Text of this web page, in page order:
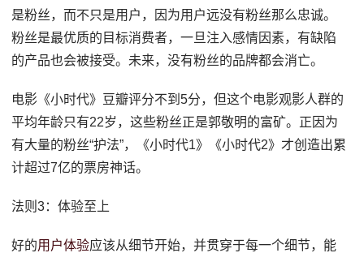
是粉丝，而不只是用户，因为用户远没有粉丝那么忠诚。
粉丝是最优质的目标消费者，一旦注入感情因素，有缺陷
的产品也会被接受。未来，没有粉丝的品牌都会消亡。
电影《小时代》豆瓣评分不到5分，但这个电影观影人群的
平均年龄只有22岁，这些粉丝正是郭敬明的富矿。正因为
有大量的粉丝“护法”，《小时代1》《小时代2》才创造出累
计超过7亿的票房神话。
法则3：体验至上
好的用户体验应该从细节开始，并贯穿于每一个细节，能